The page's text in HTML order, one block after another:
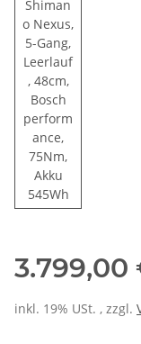
Shiman
o Nexus,
5-Gang,
Leerlauf
, 48cm,
Bosch
perform
ance,
75Nm,
Akku
545Whpetrol blue,
3.799,00
inkl. 19% USt. , zzgl.